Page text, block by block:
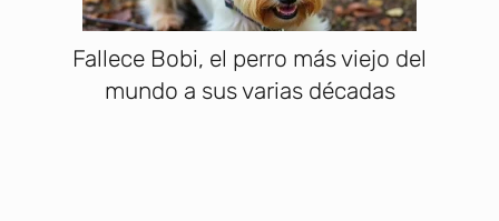
Fallece Bobi, el perro más viejo del
mundo a sus varias décadas